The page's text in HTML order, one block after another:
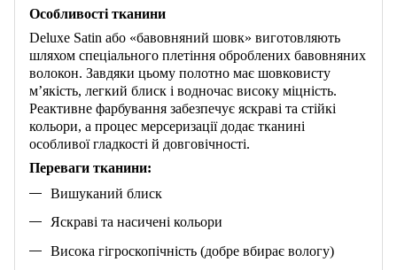
Особливості тканини
Deluxe Satin або «бавовняний шовк» виготовляють
шляхом спеціального плетіння оброблених бавовняних
волокон. Завдяки цьому полотно має шовковисту
м’якість, легкий блиск і водночас високу міцність.
Реактивне фарбування забезпечує яскраві та стійкі
кольори, а процес мерсеризації додає тканині
особливої гладкості й довговічності.
Переваги тканини:
Вишуканий блиск
Яскраві та насичені кольори
Висока гігроскопічність (добре вбирає вологу)